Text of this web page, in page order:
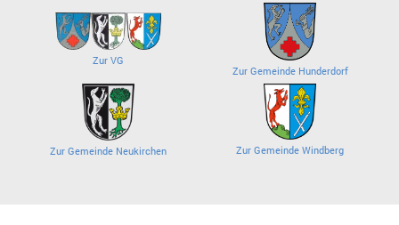
Zur VG
Zur Gemeinde Hunderdorf
Zur Gemeinde Neukirchen Zur Gemeinde Windberg